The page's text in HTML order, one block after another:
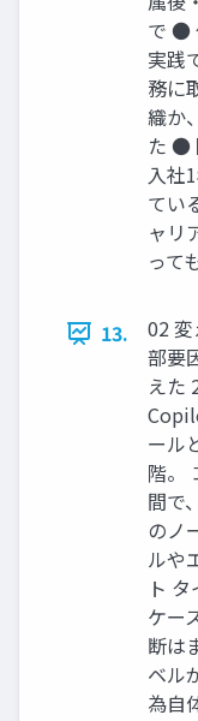
で ●
実践
務に
織か
た ●
⼊社
てい
ャリ
って
13.
02
部要
えた
ール
階。
間で
のノ
ルや
ト
ケー
断は
ベル
為⾃